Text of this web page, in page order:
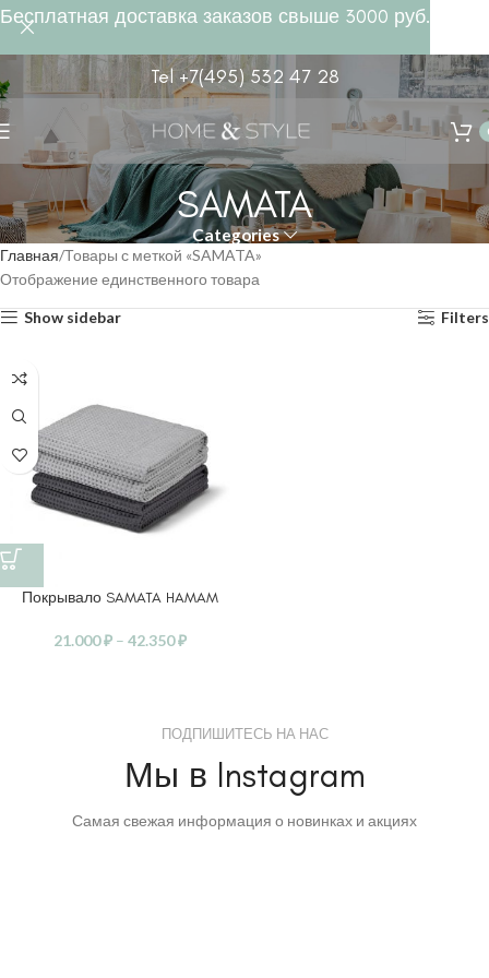
Tel +7(495) 532 47 28
SAMATA
Categories
Главная Товары с меткой «SAMATA»
Отображение единственного товара
Show sidebar Filters
Покрывало SAMATA HAMAM
21.000₽ – 42.350₽
ПОДПИШИТЕСЬ НА НАС
Мы в Instagram
Самая свежая информация о новинках и акциях
Бесплатная доставка заказов свыше 3000 руб.